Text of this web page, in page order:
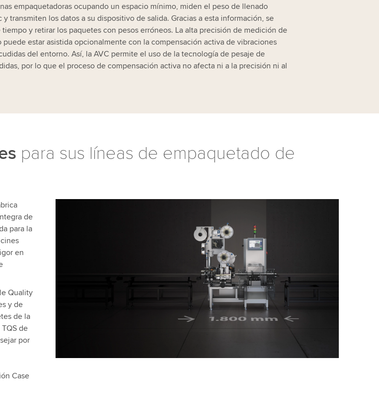
empaquetadoras ocupando un espacio mínimo, miden el peso de llenado
transmiten los datos a su dispositivo de salida. Gracias a esta información, se
y retirar los paquetes con pesos erróneos. La alta precisión de medición de
estar asistida opcionalmente con la compensación activa de vibraciones
del entorno. Así, la AVC permite el uso de la tecnología de pesaje de
por lo que el proceso de compensación activa no afecta ni a la precisión ni al
para sus líneas de empaquetado de
de
para la
en
Quality
y de
de la
de
por
Case